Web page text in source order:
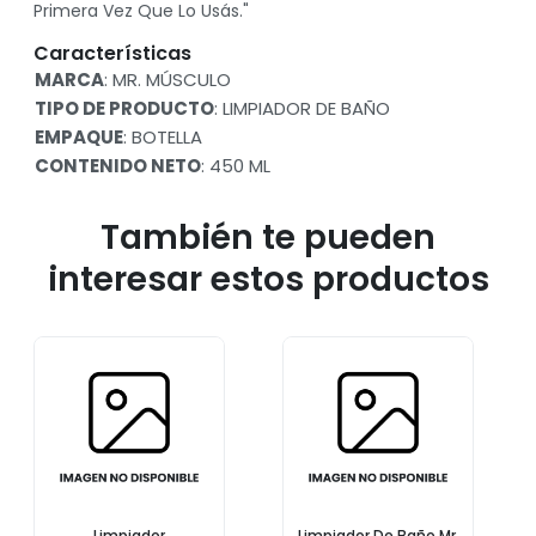
Primera Vez Que Lo Usás."
Características
MARCA: MR. MÚSCULO
TIPO DE PRODUCTO: LIMPIADOR DE BAÑO
EMPAQUE: BOTELLA
CONTENIDO NETO: 450 ML
También te pueden
interesar estos productos